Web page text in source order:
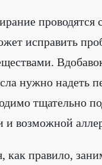
исправить
нужно надеть
тщательно
и возможной
как правило,